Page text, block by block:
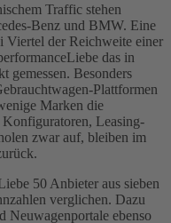
Traffic stehen
Benz und BMW. Eine
Viertel der Reichweite einer
das in
gemessen. Besonders
Plattformen
Marken die
Konfiguratoren, Leasing-
zwar auf, bleiben im
50 Anbieter aus sieben
verglichen. Dazu
Neuwagenportale ebenso